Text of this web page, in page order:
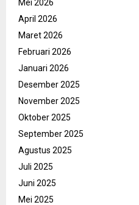
Mei 2026
April 2026
Maret 2026
Februari 2026
Januari 2026
Desember 2025
November 2025
Oktober 2025
September 2025
Agustus 2025
Juli 2025
Juni 2025
Mei 2025